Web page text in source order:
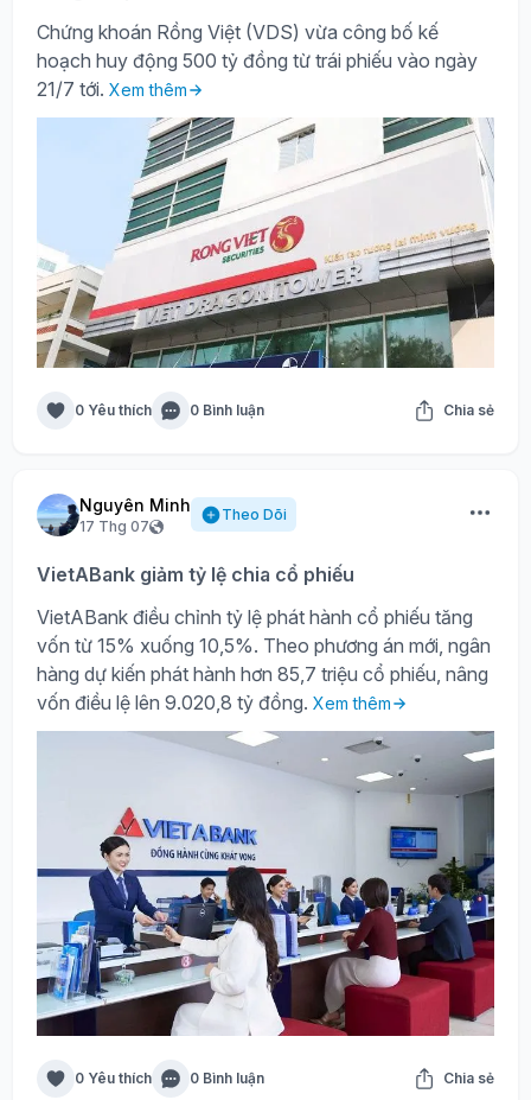
Chứng khoán Rồng Việt (VDS) vừa công bố kế
hoạch huy động 500 tỷ đồng từ trái phiếu vào ngày
21/7 tới. Xem thêm
0 Yêu thích 0 Bình luận Chia sẻ
Nguyên Minh
17 Thg 07
Theo Dõi
VietABank giảm tỷ lệ chia cổ phiếu
VietABank điều chỉnh tỷ lệ phát hành cổ phiếu tăng
vốn từ 15% xuống 10,5%. Theo phương án mới, ngân
hàng dự kiến phát hành hơn 85,7 triệu cổ phiếu, nâng
vốn điều lệ lên 9.020,8 tỷ đồng. Xem thêm
0 Yêu thích 0 Bình luận Chia sẻ